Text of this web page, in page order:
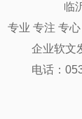
临
专业 专注 专
企业软文
电话：